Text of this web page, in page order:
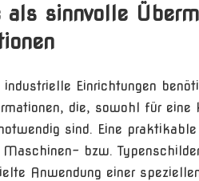
sinnvolle
Einrichtungen
die, sowohl für eine
sind. Eine praktikable
bzw.
Anwendung einer